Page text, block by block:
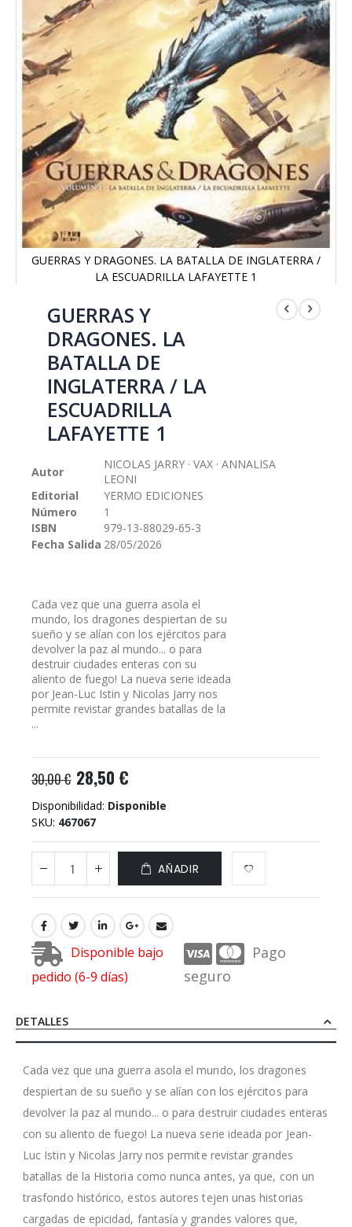
GUERRAS Y DRAGONES. LA BATALLA DE INGLATERRA /
LA ESCUADRILLA LAFAYETTE 1
comienzo
imágenes
GUERRAS Y
DRAGONES. LA
BATALLA DE
INGLATERRA / LA
ESCUADRILLA
LAFAYETTE 1
Autor
NICOLAS JARRY · VAX · ANNALISA
LEONI
Editorial
YERMO EDICIONES
Número
1
ISBN
979-13-88029-65-3
Fecha Salida 28/05/2026
Cada vez que una guerra asola el
mundo, los dragones despiertan de su
sueño y se alían con los ejércitos para
devolver la paz al mundo... o para
destruir ciudades enteras con su
aliento de fuego! La nueva serie ideada
por Jean-Luc Istin y Nicolas Jarry nos
permite revistar grandes batallas de la
...
30,00 € 28,50 €
Disponibilidad: Disponible
SKU 467067
AÑADIR
Disponible bajo
pedido (6-9 días)
Pago
seguro
DETALLES
Cada vez que una guerra asola el mundo, los dragones
despiertan de su sueño y se alían con los ejércitos para
devolver la paz al mundo... o para destruir ciudades enteras
con su aliento de fuego! La nueva serie ideada por Jean-
Luc Istin y Nicolas Jarry nos permite revistar grandes
batallas de la Historia como nunca antes, ya que, con un
trasfondo histórico, estos autores tejen unas historias
cargadas de epicidad, fantasía y grandes valores que,